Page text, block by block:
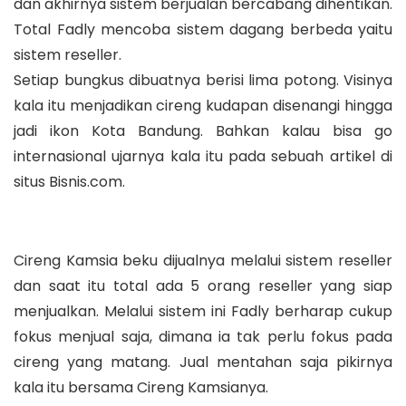
Total Fadly mencoba sistem dagang berbeda yaitu
sistem reseller.
Setiap bungkus dibuatnya berisi lima potong. Visinya
kala itu menjadikan cireng kudapan disenangi hingga
jadi ikon Kota Bandung. Bahkan kalau bisa go
internasional ujarnya kala itu pada sebuah artikel di
situs Bisnis.com.
Cireng Kamsia beku dijualnya melalui sistem reseller
dan saat itu total ada 5 orang reseller yang siap
menjualkan. Melalui sistem ini Fadly berharap cukup
fokus menjual saja, dimana ia tak perlu fokus pada
cireng yang matang. Jual mentahan saja pikirnya
kala itu bersama Cireng Kamsianya.